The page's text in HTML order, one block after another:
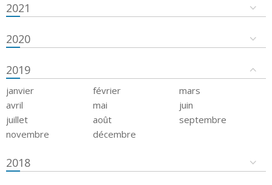
2021
2020
2019
janvier février
mars
avril
mai
juin
juillet
août
septembre
novembre
décembre
2018